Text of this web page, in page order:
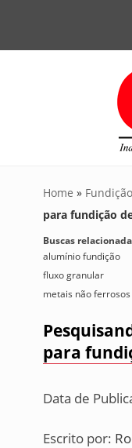
Home » Fundição
para fundição
Buscas
alumínio fundição
fluxo granular
metais não
para
Data de
Escrito por: